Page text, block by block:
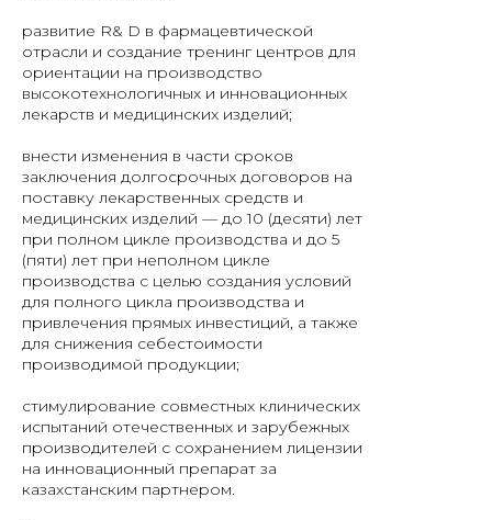
развитие R& D в фармацевтической
отрасли и создание тренинг центров для
ориентации на производство
высокотехнологичных и инновационных
лекарств и медицинских изделий;
внести изменения в части сроков
заключения долгосрочных договоров на
поставку лекарственных средств и
медицинских изделий — до 10 (десяти) лет
при полном цикле производства и до 5
(пяти) лет при неполном цикле
производства с целью создания условий
для полного цикла производства и
привлечения прямых инвестиций, а также
для снижения себестоимости
производимой продукции;
стимулирование совместных клинических
испытаний отечественных и зарубежных
производителей с сохранением лицензии
на инновационный препарат за
казахстанским партнером.